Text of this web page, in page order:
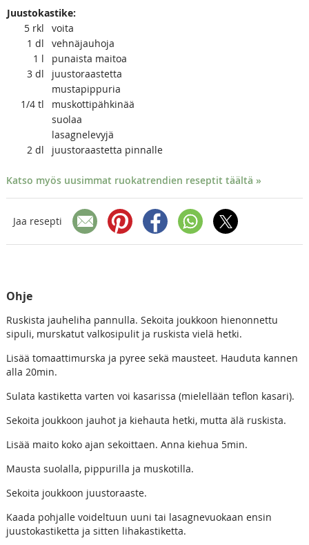
Juustokastike:
5 rkl
voita
1 dl
vehnäjauhoja
1 l
punaista maitoa
3 dl
juustoraastetta
mustapippuria
1/4 tl
muskottipähkinää
suolaa
lasagnelevyjä
2 dl juustoraastetta pinnalle
Katso myös uusimmat ruokatrendien reseptit täältä »
Jaa resepti
Ohje
Ruskista jauheliha pannulla. Sekoita joukkoon hienonnettu
sipuli, murskatut valkosipulit ja ruskista vielä hetki.
Lisää tomaattimurska ja pyree sekä mausteet. Hauduta kannen
alla 20min.
Sulata kastiketta varten voi kasarissa (mielellään teflon kasari).
Sekoita joukkoon jauhot ja kiehauta hetki, mutta älä ruskista.
Lisää maito koko ajan sekoittaen. Anna kiehua 5min.
Mausta suolalla, pippurilla ja muskotilla.
Sekoita joukkoon juustoraaste.
Kaada pohjalle voideltuun uuni tai lasagnevuokaan ensin
juustokastiketta ja sitten lihakastiketta.